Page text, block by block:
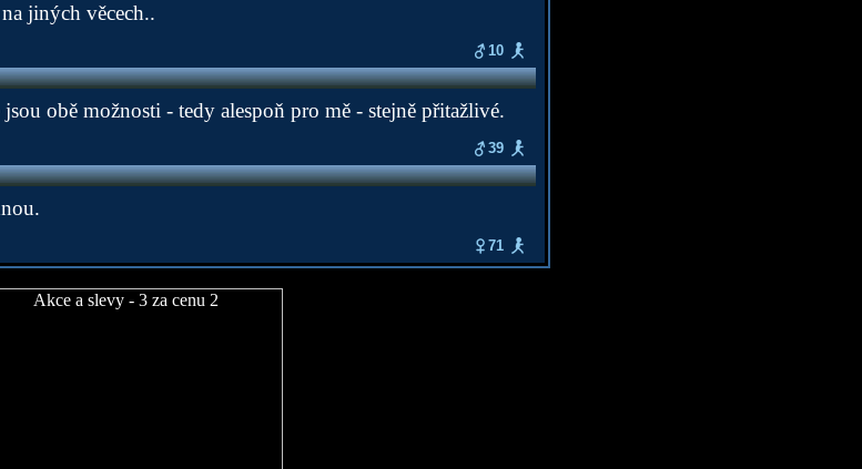
jiných věcech..
10
obě možnosti - tedy alespoň pro mě - stejně přitažlivé.
39
71